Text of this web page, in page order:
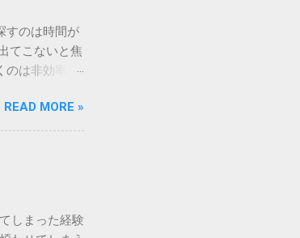
すのは時間が
てこないと焦
のは非効率で
説します。
旧字・外字
ンが文字を
「第1水
、特定の組
いわば「住
READ MORE »
しまった経験